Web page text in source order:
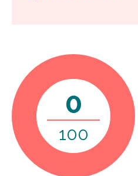
0
100